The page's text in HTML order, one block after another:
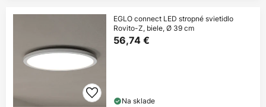
EGLO connect LED stropné svietidlo
Rovito-Z, biele, Ø 39 cm
56,74 €
Na sklade